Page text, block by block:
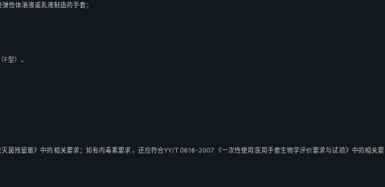
性体溶液或乳液制造的手套；
型）。
菌残留量》中的相关要求；如有内毒素要求，还应符合YY/T 0616-2007 《一次性使用医用手套生物学评价要求与试验》中的相关要